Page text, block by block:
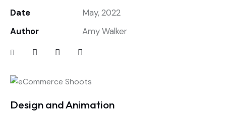
Date
May, 2022
Author
Amy Walker
Design and Animation